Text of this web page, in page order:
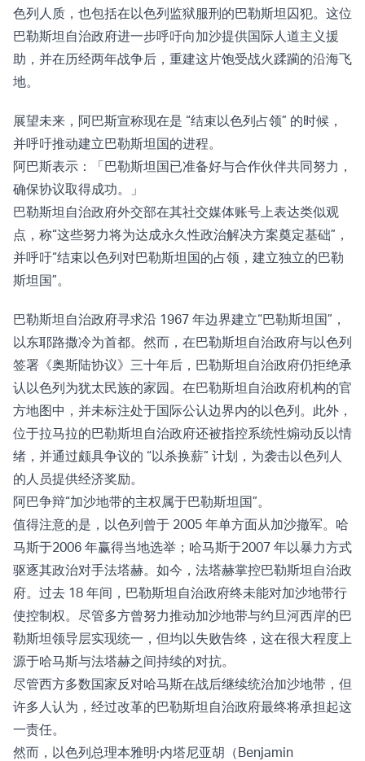
色列人质，也包括在以色列监狱服刑的巴勒斯坦囚犯。这位
巴勒斯坦自治政府进一步呼吁向加沙提供国际人道主义援
助，并在历经两年战争后，重建这片饱受战火蹂躏的沿海飞
地。
展望未来，阿巴斯宣称现在是 “结束以色列占领” 的时候，
并呼吁推动建立巴勒斯坦国的进程。
阿巴斯表示：「巴勒斯坦国已准备好与合作伙伴共同努力，
确保协议取得成功。」
巴勒斯坦自治政府外交部在其社交媒体账号上表达类似观
点 ，称“这些努力将为达成永久性政治解决方案奠定基础”，
并呼吁“结束以色列对巴勒斯坦国的占领，建立独立的巴勒
斯坦国”。
巴勒斯坦自治政府寻求沿 1967 年边界建立“巴勒斯坦国”，
以东耶路撒冷为首都。然而，在巴勒斯坦自治政府与以色列
签署《奥斯陆协议》三十年后，巴勒斯坦自治政府仍拒绝承
认以色列为犹太民族的家园。在巴勒斯坦自治政府机构的官
方地图中，并未标注处于国际公认边界内的以色列。此外，
位于拉马拉的巴勒斯坦自治政府还被指控系统性煽动反以情
绪，并通过颇具争议的 “以杀换薪” 计划，为袭击以色列人
的人员提供经济奖励。
阿巴争辩“加沙地带的主权属于巴勒斯坦国”。
值得注意的是，以色列曾于 2005 年单方面从加沙撤军。哈
马斯于2006 年赢得当地选举；哈马斯于2007 年以暴力方式
驱逐其政治对手法塔赫。如今，法塔赫掌控巴勒斯坦自治政
府。过去 18 年间，巴勒斯坦自治政府终未能对加沙地带行
使控制权。尽管多方曾努力推动加沙地带与约旦河西岸的巴
勒斯坦领导层实现统一，但均以失败告终，这在很大程度上
源于哈马斯与法塔赫之间持续的对抗。
尽管西方多数国家反对哈马斯在战后继续统治加沙地带，但
许多人认为，经过改革的巴勒斯坦自治政府最终将承担起这
一责任。
然而，以色列总理本雅明·内塔尼亚胡（Benjamin